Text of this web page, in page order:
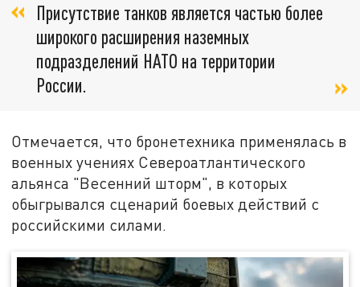
Присутствие танков является частью более
широкого расширения наземных
подразделений НАТО на территории
России.
Отмечается, что бронетехника применялась в
военных учениях Североатлантического
альянса "Весенний шторм", в которых
обыгрывался сценарий боевых действий с
российскими силами.